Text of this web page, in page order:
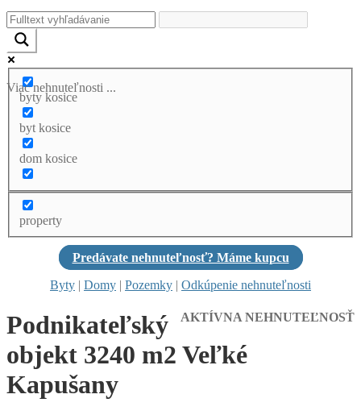
Viac nehnuteľnosti ...
byty kosice
byt kosice
dom kosice
property
Predávate nehnuteľnosť? Máme kupcu
Byty | Domy | Pozemky | Odkúpenie nehnuteľnosti
AKTÍVNA NEHNUTEĽNOSŤ
Podnikateľský
objekt 3240 m2 Veľké
Kapušany